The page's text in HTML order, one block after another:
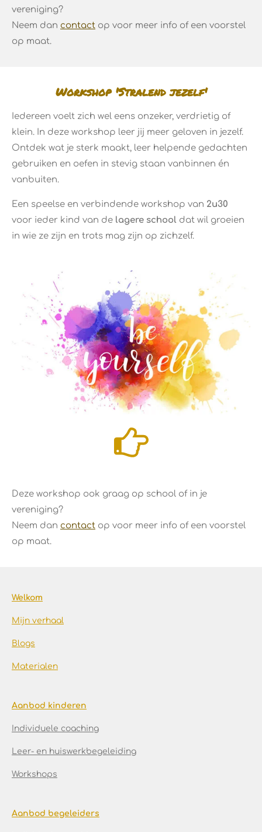
vereniging?
Neem dan contact op voor meer info of een voorstel
op maat.
Workshop 'Stralend jezelf'
Iedereen voelt zich wel eens onzeker, verdrietig of
klein. In deze workshop leer jij meer geloven in jezelf.
Ontdek wat je sterk maakt, leer helpende gedachten
gebruiken en oefen in stevig staan vanbinnen én
vanbuiten.
Een speelse en verbindende workshop van 2u30
voor ieder kind van de lagere school dat wil groeien
in wie ze zijn en trots mag zijn op zichzelf.
Deze workshop ook graag op school of in je
vereniging?
Neem dan contact op voor meer info of een voorstel
op maat.
Welkom
Mijn verhaal
Blogs
Materialen
Aanbod kinderen
Individuele coaching
Leer- en huiswerkbegeleiding
Workshops
Aanbod begeleiders